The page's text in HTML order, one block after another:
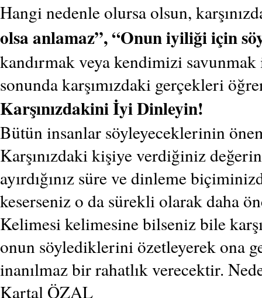
Hangi nedenle olursa olsun,
olsa anlamaz”, “Onun iyiliği için
kandırmak veya kendimizi
sonunda karşımızdaki gerçekleri
Karşınızdakini İyi Dinleyin!
Bütün insanlar söyleyeceklerinin
Karşınızdaki kişiye verdiğiniz
ayırdığınız süre ve dinleme
keserseniz o da sürekli olarak daha
Kelimesi kelimesine bilseniz bile
onun söylediklerini özetleyerek ona
inanılmaz bir rahatlık verecektir.
Kartal ÖZAL